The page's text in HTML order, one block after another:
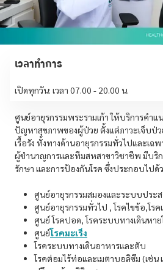
เวลาทำการ
เปิดทุกวัน: เวลา 07.00 - 20.00 น.
ศูนย์อายุรกรรมพระรามเก้า ให้บริการคำ
ปัญหาสุขภาพของผู้ป่วย ตั้งแต่ภาวะเจ็บป่
เรื้อรัง ทั้งทางด้านอายุรกรรมทั่วไปและเ
ผู้ชำนาญการและทีมสหสาขาวิชาชีพ มีบริก
รักษา และการป้องกันโรค ซึ่งประกอบไปด้
ศูนย์อายุรกรรมสมองและระบบประ
ศูนย์อายุรกรรมทั่วไป , โรคไขข้อ,โรค
ศูนย์ โรคปอด, โรคระบบทางเดินหาย
ศูนย์โรคมะเร็ง
โรคระบบทางเดินอาหารและตับ
โรคต่อมไร้ท่อและเมตาบอลิซึม (เช่น